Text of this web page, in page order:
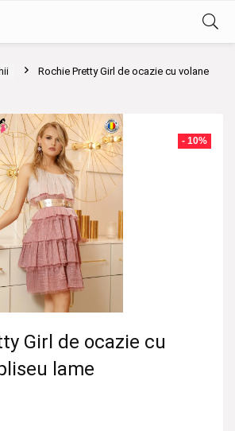
Rochie Pretty Girl de ocazie cu volane
- 10%
Girl de ocazie cu
lame